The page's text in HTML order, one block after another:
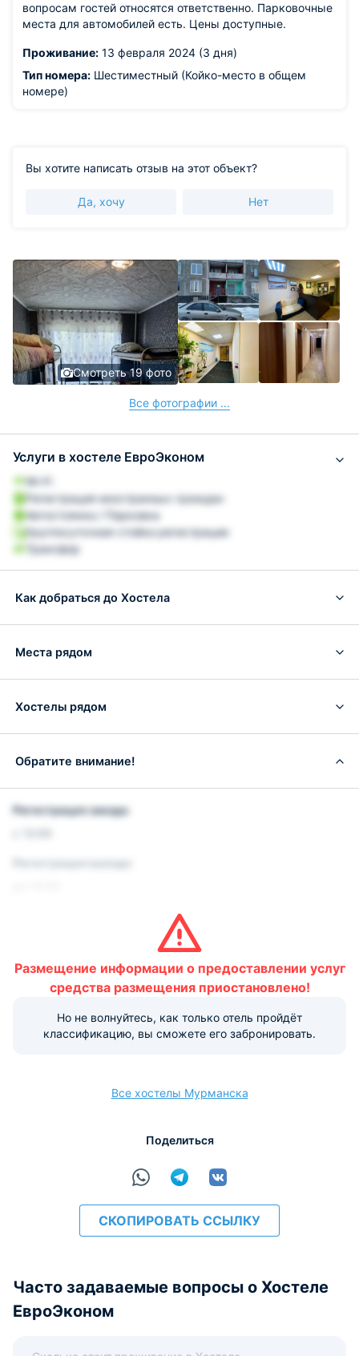
вопросам гостей относятся ответственно. Парковочные
места для автомобилей есть. Цены доступные.
Проживание: 13 февраля 2024 (3 дня)
Тип номера: Шестиместный (Койко-место в общем
номере)
Вы хотите написать отзыв на этот объект?
Да, хочу Нет
Смотреть 19 фото
Все фотографии ...
Услуги в хостеле ЕвроЭконом
Wi-Fi
Регистрация иностранных граждан
Автостоянка / Парковка
Круглосуточная стойка регистрации
Трансфер
Как добраться до Хостела
Места рядом
Хостелы рядом
Обратите внимание!
Регистрация заезда:
Условия и правила проживания:
Допускается размещение домашних животных. Данная
Варианты оплаты, доступные на ресепшене:
Наличные Безналичный Visa Euro/Mastercard МИР
Размещение информации о предоставлении услуг
средства размещения приостановлено!
Но не волнуйтесь, как только отель пройдёт
классификацию, вы сможете его забронировать.
Все хостелы Мурманска
Поделиться
СКОПИРОВАТЬ ССЫЛКУ
Часто задаваемые вопросы о Хостеле
ЕвроЭконом